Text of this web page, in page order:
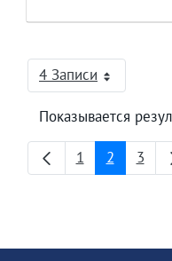
4 ЗаписиНа страницу
Показывается
Страница
1 Страница
2 3